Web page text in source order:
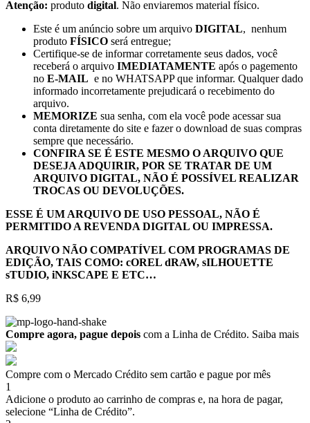
Atenção: produto digital. Não enviaremos material físico.
Este é um anúncio sobre um arquivo DIGITAL, nenhum
produto FÍSICO será entregue;
Certifique-se de informar corretamente seus dados, você
receberá o arquivo IMEDIATAMENTE após o pagemento
no E-MAIL e no WHATSAPP que informar. Qualquer dado
informado incorretamente prejudicará o recebimento do
arquivo.
MEMORIZE sua senha, com ela você pode acessar sua
conta diretamente do site e fazer o download de suas compras
sempre que necessário.
CONFIRA SE É ESTE MESMO O ARQUIVO QUE
DESEJA ADQUIRIR, POR SE TRATAR DE UM
ARQUIVO DIGITAL, NÃO É POSSÍVEL REALIZAR
TROCAS OU DEVOLUÇÕES.
ESSE É UM ARQUIVO DE USO PESSOAL, NÃO É
PERMITIDO A REVENDA DIGITAL OU IMPRESSA.
ARQUIVO NÃO COMPATÍVEL COM PROGRAMAS DE
EDIÇÃO, TAIS COMO: cOREL dRAW, sILHOUETTE
sTUDIO, iNKSCAPE E ETC…
R$ 6,99
Compre agora, pague depois com a Linha de Crédito. Saiba mais
Compre com o Mercado Crédito sem cartão e pague por mês
1
Adicione o produto ao carrinho de compras e, na hora de pagar,
selecione “Linha de Crédito”.